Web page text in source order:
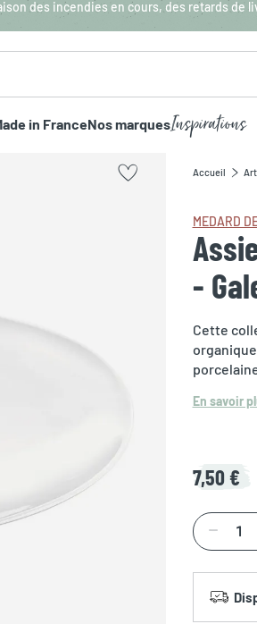
des incendies en cours, des retards de
in FranceNos marquesInspirations
Accueil
MEDARD
-
Cette
En savoir
7,50 €